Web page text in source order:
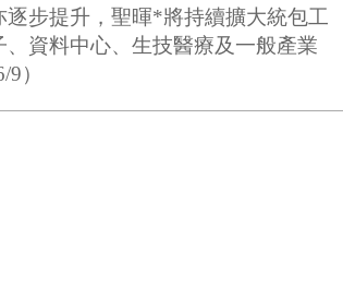
步提升，聖暉*將持續擴大統包工
資料中心、生技醫療及一般產業
）